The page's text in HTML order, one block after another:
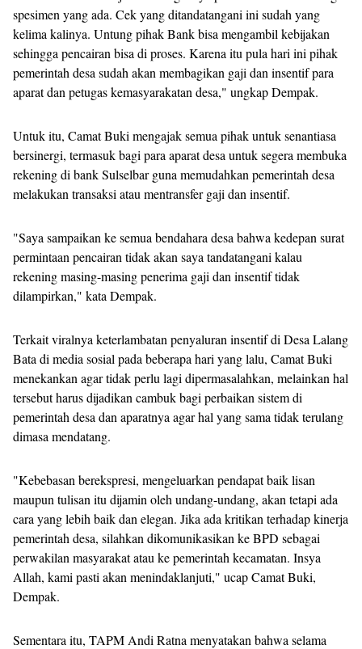
spesimen yang ada. Cek yang ditandatangani ini sudah yang
kelima kalinya. Untung pihak Bank bisa mengambil kebijakan
sehingga pencairan bisa di proses. Karena itu pula hari ini pihak
pemerintah desa sudah akan membagikan gaji dan insentif para
aparat dan petugas kemasyarakatan desa," ungkap Dempak.
Untuk itu, Camat Buki mengajak semua pihak untuk senantiasa
bersinergi, termasuk bagi para aparat desa untuk segera membuka
rekening di bank Sulselbar guna memudahkan pemerintah desa
melakukan transaksi atau mentransfer gaji dan insentif.
"Saya sampaikan ke semua bendahara desa bahwa kedepan surat
permintaan pencairan tidak akan saya tandatangani kalau
rekening masing-masing penerima gaji dan insentif tidak
dilampirkan," kata Dempak.
Terkait viralnya keterlambatan penyaluran insentif di Desa Lalang
Bata di media sosial pada beberapa hari yang lalu, Camat Buki
menekankan agar tidak perlu lagi dipermasalahkan, melainkan hal
tersebut harus dijadikan cambuk bagi perbaikan sistem di
pemerintah desa dan aparatnya agar hal yang sama tidak terulang
dimasa mendatang.
"Kebebasan berekspresi, mengeluarkan pendapat baik lisan
maupun tulisan itu dijamin oleh undang-undang, akan tetapi ada
cara yang lebih baik dan elegan. Jika ada kritikan terhadap kinerja
pemerintah desa, silahkan dikomunikasikan ke BPD sebagai
perwakilan masyarakat atau ke pemerintah kecamatan. Insya
Allah, kami pasti akan menindaklanjuti," ucap Camat Buki,
Dempak.
Sementara itu, TAPM Andi Ratna menyatakan bahwa selama